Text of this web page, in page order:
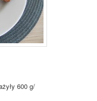
600 g/